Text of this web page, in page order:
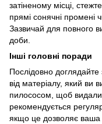
затіненому місці,
прямі сонячні промені
Зазвичай для повного
доби.
Інші головні поради
Послідовно
від матеріалу, який ви
пилососом, щоб
рекомендується
якщо це дозволяє ваша